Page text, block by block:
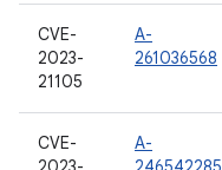
CVE-
2023-
21105
A-
261036568
CVE-
A-